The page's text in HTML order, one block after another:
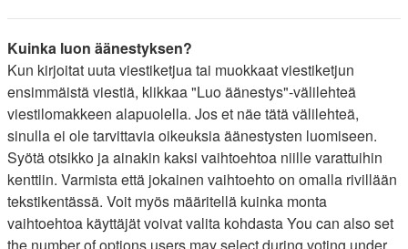
Kuinka luon äänestyksen?
Kun kirjoitat uuta viestiketjua tai muokkaat viestiketjun
ensimmäistä viestiä, klikkaa "Luo äänestys"-välilehteä
viestilomakkeen alapuolella. Jos et näe tätä välilehteä,
sinulla ei ole tarvittavia oikeuksia äänestysten luomiseen.
Syötä otsikko ja ainakin kaksi vaihtoehtoa niille varattuihin
kenttiin. Varmista että jokainen vaihtoehto on omalla rivillään
tekstikentässä. Voit myös määritellä kuinka monta
vaihtoehtoa käyttäjät voivat valita kohdasta You can also set